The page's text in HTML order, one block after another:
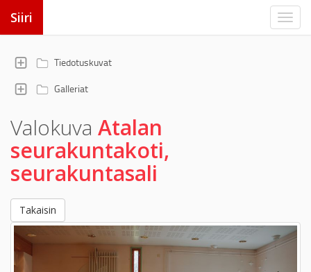
Siiri
Tiedotuskuvat
Galleriat
Valokuva Atalan
seurakuntakoti,
seurakuntasali
Takaisin